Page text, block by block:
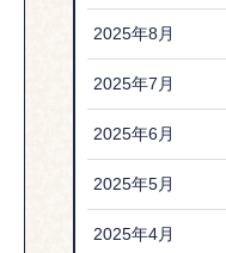
2025年8月
2025年7月
2025年6月
2025年5月
2025年4月